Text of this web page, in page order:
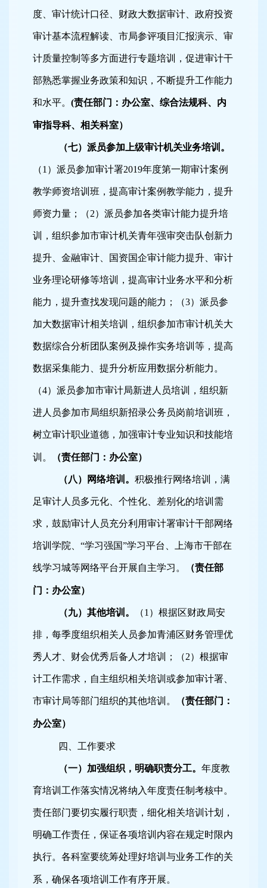
度、审计统计口径、财政大数据审计、政府投资
审计基本流程解读、市局参评项目汇报演示、审
计质量控制等多方面进行专题培训，促进审计干
部熟悉掌握业务政策和知识，不断提升工作能力
和水平。 (责任部门：办公室、综合法规科、内
审指导科、相关科室）
（七）派员参加上级审计机关业务培训。
（1 ）派员参加审计署2019年度第一期审计案例
教学师资培训班，提高审计案例教学能力，提升
师资力量；（2）派员参加各类审计能力提升培
训，组织参加市审计机关青年强审突击队创新力
提升、金融审计、国资国企审计能力提升、审计
业务理论研修等培训，提高审计业务水平和分析
能力，提升查找发现问题的能力；（3）派员参
加大数据审计相关培训，组织参加市审计机关大
数据综合分析团队案例及操作实务培训等，提高
数据采集能力、提升分析应用数据分析能力。
（4）派员参加市审计局新进人员培训，组织新
进人员参加市局组织新招录公务员岗前培训班，
树立审计职业道德，加强审计专业知识和技能培
训。 （责任部门：办公室）
（八）网络培训。 积极推行网络培训，满
足审计人员多元化、个性化、差别化的培训需
求，鼓励审计人员充分利用审计署审计干部网络
培训学院、“学习强国”学习平台、上海市干部在
线学习城等网络平台开展自主学习。 （责任部
门：办公室）
（九）其他培训。 （1 ）根据区财政局安
排，每季度组织相关人员参加青浦区财务管理优
秀人才、财会优秀后备人才培训；（2）根据审
计工作需求，自主组织相关培训或参加审计署、
市审计局等部门组织的其他培训。 （责任部门：
办公室）
四、工作要求
（一）加强组织，明确职责分工。 年度教
育培训工作落实情况将纳入年度责任制考核中。
责任部门要切实履行职责，细化相关培训计划，
明确工作责任，保证各项培训内容在规定时限内
执行。各科室要统筹处理好培训与业务工作的关
系，确保各项培训工作有序开展。